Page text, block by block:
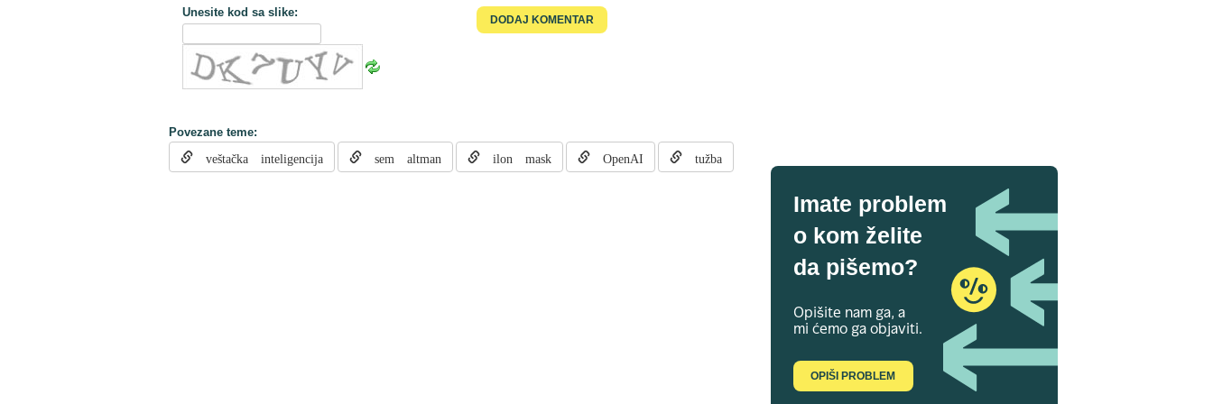
Unesite kod sa slike:
Povezane teme:
veštačka inteligencija sem altman ilon mask OpenAI tužba
Imate problem
o kom želite
da pišemo?
Opišite nam ga, a
mi ćemo ga objaviti.
OPIŠI PROBLEM